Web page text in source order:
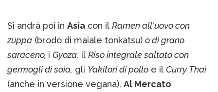
Si andrà poi in Asia con il Ramen all'uovo con
zuppa (brodo di maiale tonkatsu) o di grano
saraceno, i Gyoza, il Riso integrale saltato con
germogli di soia, gli Yakitori di pollo e il Curry Thai
(anche in versione vegana). Al Mercato